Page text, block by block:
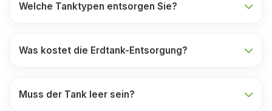
Welche Tanktypen entsorgen Sie?
Was kostet die Erdtank-Entsorgung?
Muss der Tank leer sein?